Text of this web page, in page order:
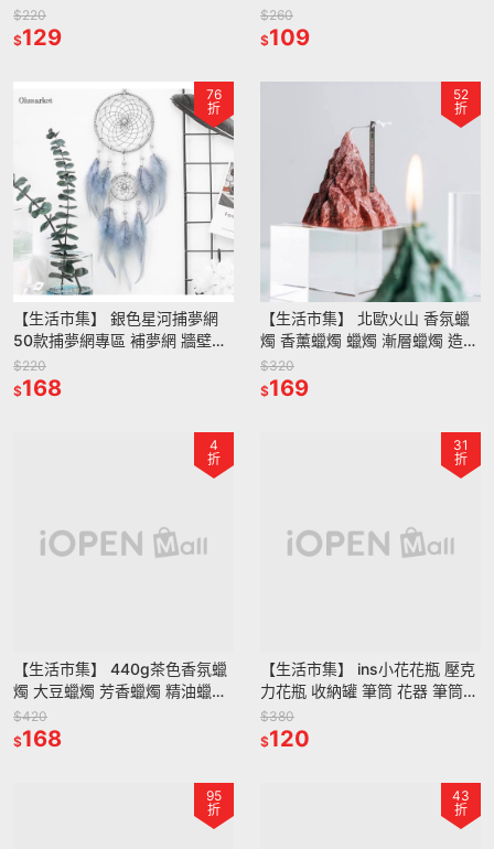
蠟燭座 旋轉燭台 蠟燭台 氣氛 香
薰蠟燭 蠟燭裝飾
$220
$129
盤 香氛蠟燭 香薰蠟燭 工具組 蠟
燭交換禮物
$260
$109
76
折
【生活市集】 銀色星河捕夢網
50款捕夢網專區 補夢網 牆壁掛
飾 房間佈置 生日禮物 掛飾露營
佈置韓國
$220
$168
52
折
【生活市集】 北歐火山 香氛蠟
燭 香薰蠟燭 蠟燭 漸層蠟燭 造型
蠟燭 氣氛佈置 火山蠟燭 交換禮
物 情人 設計
$320
$169
4
折
【生活市集】 440g茶色香氛蠟
燭 大豆蠟燭 芳香蠟燭 精油蠟燭
香薰蠟燭擴香除臭香氛蠟燭交換
禮物聖誕節
$420
$168
31
折
【生活市集】 ins小花花瓶 壓克
力花瓶 收納罐 筆筒 花器 筆筒收
納罐造型花瓶桌面收納房間佈置
拍照壓克力花
$380
$120
95
折
43
折